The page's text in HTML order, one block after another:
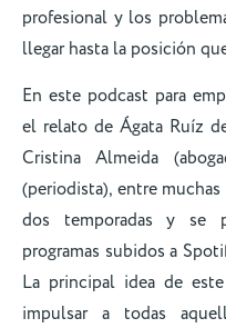
profesional y los
llegar hasta la posición
En este podcast para
el relato de Ágata Ruíz
Cristina Almeida
(periodista), entre
dos temporadas y se
programas subidos a
La principal idea de
impulsar a todas